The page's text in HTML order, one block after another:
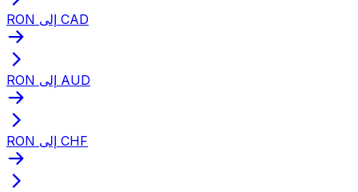
RON إلى CAD
RON إلى AUD
RON إلى CHF